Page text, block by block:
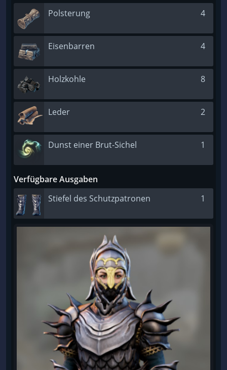
Polsterung
4
Eisenbarren 4
Holzkohle 8
Leder 2
Dunst einer Brut-Sichel 1
Verfügbare Ausgaben
Stiefel des Schutzpatronen
1